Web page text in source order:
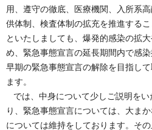
用、遵守の徹底、医療機関、入所系
供体制、検査体制の拡充を推進する
といたしましても、爆発的感染の拡
め、緊急事態宣言の延長期間内で感
早期の緊急事態宣言の解除を目指し
ます。
では、中身について少しご説明をい
り、緊急事態宣言については、大ま
については維持をしております。そ